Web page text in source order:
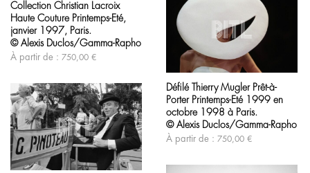
page
produit
a
plusieurs
variations.
Les
options
peuvent
choisies
sur
la
page
du
produit
Collection Christian Lacroix
Haute Couture Printemps-Eté,
janvier 1997, Paris.
© Alexis Duclos/Gamma-Rapho
À partir de : 750,00 €
a
plusieurs
variations.
Les
options
peuvent
choisies
Défilé Thierry Mugler Prêt-à-
Porter Printemps-Eté 1999 en
octobre 1998 à Paris.
© Alexis Duclos/Gamma-Rapho
À partir de : 750,00 €
Ce